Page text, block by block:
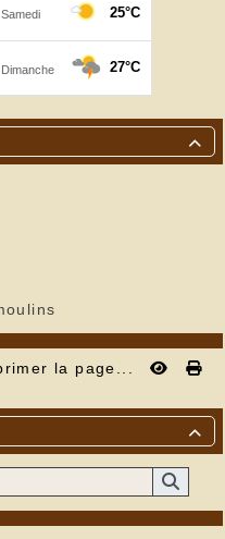

la page...
